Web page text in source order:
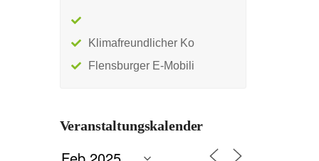
Klimafreundlicher Ko
Flensburger E-Mobili
Veranstaltungskalender